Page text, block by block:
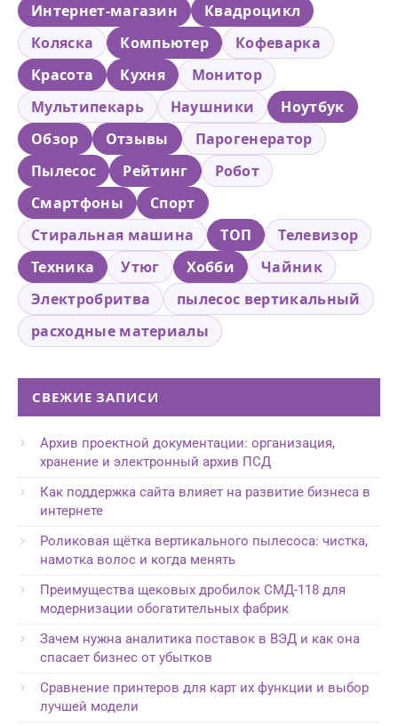
Интернет-магазин
Квадроцикл
Коляска
Компьютер
Кофеварка
Красота
Кухня
Монитор
Мультипекарь
Наушники
Ноутбук
Обзор
Отзывы
Парогенератор
Пылесос
Рейтинг
Робот
Смартфоны
Спорт
Стиральная машина
ТОП
Телевизор
Техника
Утюг Хобби
Чайник
Электробритва
пылесос вертикальный
расходные материалы
СВЕЖИЕ ЗАПИСИ
Архив проектной документации: организация,
хранение и электронный архив ПСД
Как поддержка сайта влияет на развитие бизнеса в
интернете
Роликовая щётка вертикального пылесоса: чистка,
намотка волос и когда менять
Преимущества щековых дробилок СМД-118 для
модернизации обогатительных фабрик
Зачем нужна аналитика поставок в ВЭД и как она
спасает бизнес от убытков
Сравнение принтеров для карт их функции и выбор
лучшей модели